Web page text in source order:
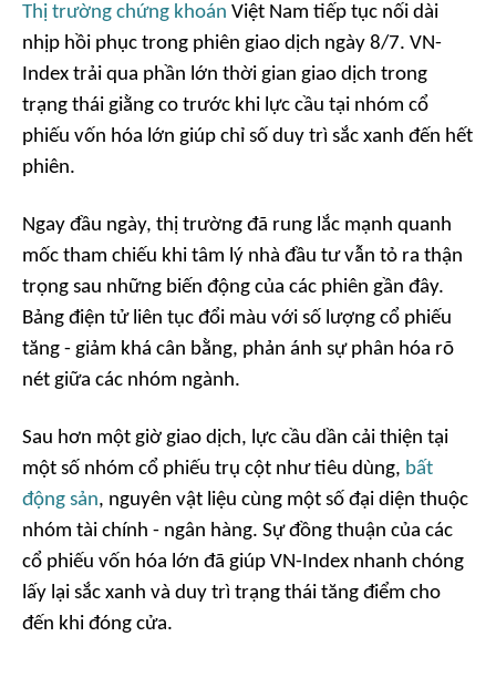
Thị trường chứng khoán Việt Nam tiếp tục nối dài
nhịp hồi phục trong phiên giao dịch ngày 8/7. VN-
Index trải qua phần lớn thời gian giao dịch trong
trạng thái giằng co trước khi lực cầu tại nhóm cổ
phiếu vốn hóa lớn giúp chỉ số duy trì sắc xanh đến hết
phiên.
Ngay đầu ngày, thị trường đã rung lắc mạnh quanh
mốc tham chiếu khi tâm lý nhà đầu tư vẫn tỏ ra thận
trọng sau những biến động của các phiên gần đây.
Bảng điện tử liên tục đổi màu với số lượng cổ phiếu
tăng - giảm khá cân bằng, phản ánh sự phân hóa rõ
nét giữa các nhóm ngành.
Sau hơn một giờ giao dịch, lực cầu dần cải thiện tại
một số nhóm cổ phiếu trụ cột như tiêu dùng, bất
động sản, nguyên vật liệu cùng một số đại diện thuộc
nhóm tài chính - ngân hàng. Sự đồng thuận của các
cổ phiếu vốn hóa lớn đã giúp VN-Index nhanh chóng
lấy lại sắc xanh và duy trì trạng thái tăng điểm cho
đến khi đóng cửa.